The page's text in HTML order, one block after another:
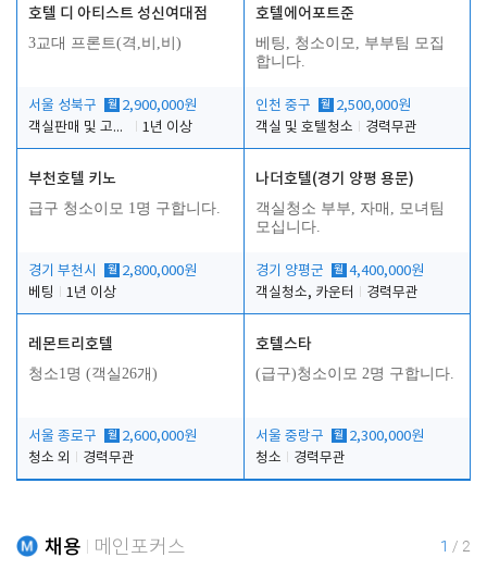
호텔 디 아티스트 성신여대점
3교대 프론트(격,비,비)
서울 성북구 월 2,900,000원
객실판매 및 고객응대
1년 이상
호텔에어포트준
베팅, 청소이모, 부부팀 모집
합니다.
인천 중구 월 2,500,000원
객실 및 호텔청소
경력무관
부천호텔 키노
급구 청소이모 1명 구합니다.
경기 부천시 월 2,800,000원
베팅
1년 이상
나더호텔(경기 양평 용문)
객실청소 부부, 자매, 모녀팀
모십니다.
경기 양평군 월 4,400,000원
객실청소, 카운터
경력무관
레몬트리호텔
청소1명 (객실26개)
서울 종로구 월 2,600,000원
청소 외
경력무관
호텔스타
(급구)청소이모 2명 구합니다.
서울 중랑구 월 2,300,000원
청소
경력무관
채용 메인포커스 1 / 2